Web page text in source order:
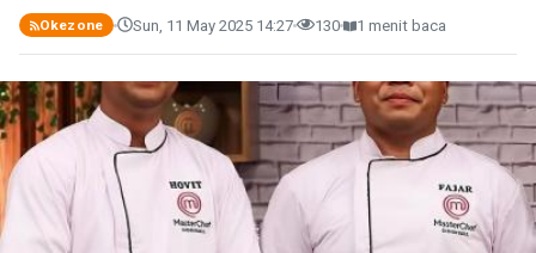
Okezone Sun, 11 May 2025 14:27 130 1 menit baca